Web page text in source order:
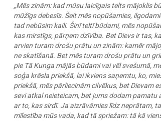
„Mēs zinām: kad mūsu laicīgais telts mājoklis
mūžīgs debesīs. Šeit mēs nopūšamies,
tad nebūsim kaili. Šinī teltī būdami, mēs
kas mirstīgs, pārņem dzīvība. Bet Dievs ir tas,
arvien turam drošu prātu un zinām: kamēr
ne skatīšanā. Bet mēs turam drošu prātu un
pie Tā Kunga mājās būdami vai vēl svešumā,
soģa krēsla priekšā, lai ikviens saņemtu, ko,
priekšā, mēs pārliecinām cilvēkus, bet Dievam
sevi atkal neieteicam, bet jums dodam
ar to, kas sirdī. Ja aizrāvāmies līdz neprātam,
mīlestība mūs vada, kad tā spriežam: tā kā